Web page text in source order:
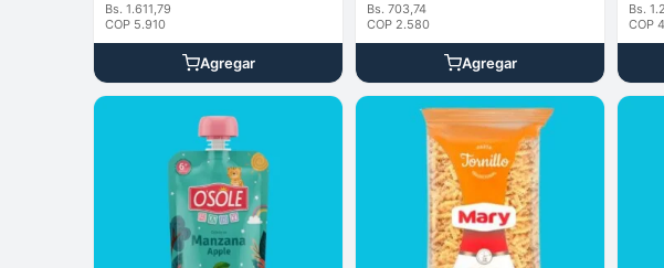
Bs. 1.611,79
COP 5.910
Agregar
Bs. 703,74
COP 2.580
Agregar
Bs.
COP